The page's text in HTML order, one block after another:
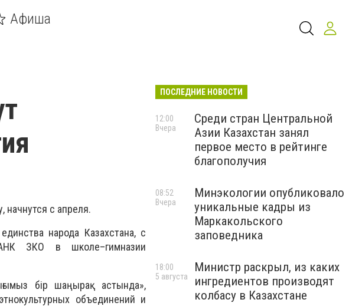
Афиша
начнутся с апреля.
народа Казахстана, с
АНК ЗКО в школе–гимназии
бір шаңырақ астында»,
объединений и
ПОСЛЕДНИЕ НОВОСТИ
Среди стран Центральной
Азии Казахстан занял
первое место в рейтинге
благополучия
12:00
Вчера
Минэкологии опубликовало
уникальные кадры из
Маркакольского
заповедника
08:52
Вчера
Министр раскрыл, из каких
ингредиентов производят
колбасу в Казахстане
18:00
5 августа